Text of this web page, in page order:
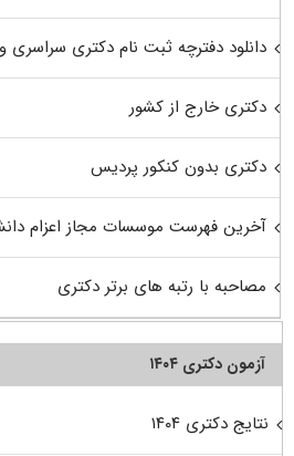
دانلود دفترچه ثبت نام دکتری سراسری و
دکتری خارج از کشور
دکتری بدون کنکور پردیس
آخرین فهرست موسسات مجاز اعزام
مصاحبه با رتبه های برتر دکتری
آزمون دکتری ۱۴۰۴
نتایج دکتری ۱۴۰۴